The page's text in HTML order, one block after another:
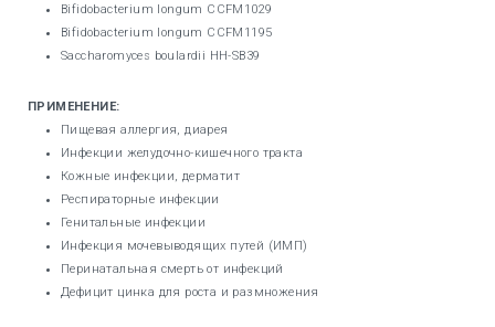
Bifidobacterium longum CCFM1029
Bifidobacterium longum CCFM1195
Saccharomyces boulardii HH-SB39
ПРИМЕНЕНИЕ:
Пищевая аллергия, диарея
Инфекции желудочно-кишечного тракта
Кожные инфекции, дерматит
Респираторные инфекции
Генитальные инфекции
Инфекция мочевыводящих путей (ИМП)
Перинатальная смерть от инфекций
Дефицит цинка для роста и размножения